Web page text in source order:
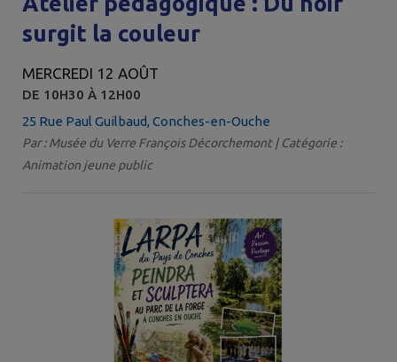
surgit la couleur
MERCREDI 12 AOÛT
DE 10H30 À 12H00
25 Rue Paul Guilbaud, Conches-en-Ouche
Par : Musée du Verre François Décorchemont | Catégorie :
Animation jeune public